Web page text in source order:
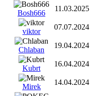
Bosh666
11.03.2025
viktor
07.07.2024
Chlaban
19.04.2024
Kubrt
16.04.2024
Mirek
14.04.2024